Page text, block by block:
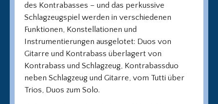
des Kontrabasses – und das perkussive
Schlagzeugspiel werden in verschiedenen
Funktionen, Konstellationen und
Instrumentierungen ausgelotet: Duos von
Gitarre und Kontrabass überlagert von
Kontrabass und Schlagzeug, Kontrabassduo
neben Schlagzeug und Gitarre, vom Tutti über
Trios, Duos zum Solo.